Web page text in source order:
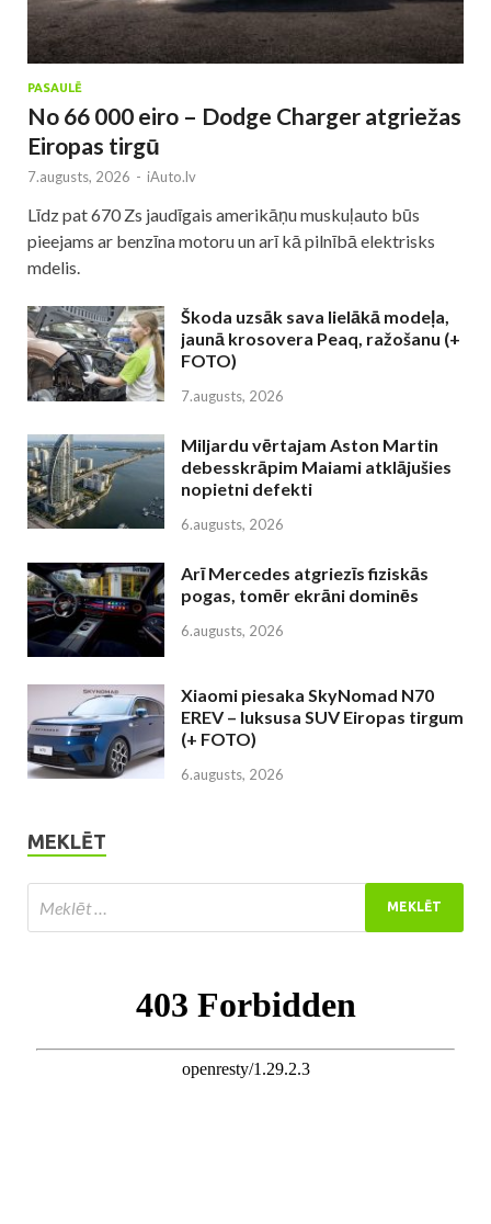
PASAULĒ
No 66 000 eiro – Dodge Charger atgriežas
Eiropas tirgū
7.augusts, 2026 - iAuto.lv
Līdz pat 670 Zs jaudīgais amerikāņu muskuļauto būs
pieejams ar benzīna motoru un arī kā pilnībā elektrisks
mdelis.
Škoda uzsāk sava lielākā modeļa,
jaunā krosovera Peaq, ražošanu (+
FOTO)
7.augusts, 2026
Miljardu vērtajam Aston Martin
debesskrāpim Maiami atklājušies
nopietni defekti
6.augusts, 2026
Arī Mercedes atgriezīs fiziskās
pogas, tomēr ekrāni dominēs
6.augusts, 2026
Xiaomi piesaka SkyNomad N70
EREV – luksusa SUV Eiropas tirgum
(+ FOTO)
6.augusts, 2026
MEKLĒT